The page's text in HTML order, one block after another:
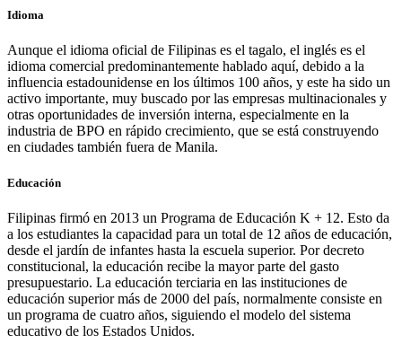
Idioma
Aunque el idioma oficial de Filipinas es el tagalo, el inglés es el
idioma comercial predominantemente hablado aquí, debido a la
influencia estadounidense en los últimos 100 años, y este ha sido un
activo importante, muy buscado por las empresas multinacionales y
otras oportunidades de inversión interna, especialmente en la
industria de BPO en rápido crecimiento, que se está construyendo
en ciudades también fuera de Manila.
Educación
Filipinas firmó en 2013 un Programa de Educación K + 12. Esto da
a los estudiantes la capacidad para un total de 12 años de educación,
desde el jardín de infantes hasta la escuela superior. Por decreto
constitucional, la educación recibe la mayor parte del gasto
presupuestario. La educación terciaria en las instituciones de
educación superior más de 2000 del país, normalmente consiste en
un programa de cuatro años, siguiendo el modelo del sistema
educativo de los Estados Unidos.